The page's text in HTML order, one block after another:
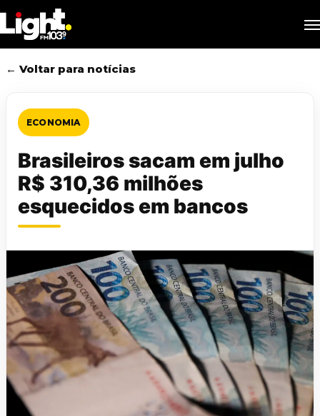
to
main
content
← Voltar para notícias
ECONOMIA
Brasileiros sacam em julho
R$ 310,36 milhões
esquecidos em bancos